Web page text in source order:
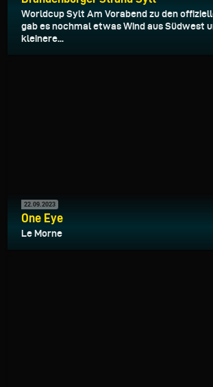
Worldcup Sylt Am Vorabend zu den
gab es nochmal etwas Wind aus Südwest
kleinere...
22.09.2023
One Eye
Le Morne